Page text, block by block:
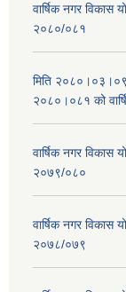
वार्षिक नगर विकास
२०८०/०८१
मिति
२०८०।०८१ को
वार्षिक नगर विकास
२०७९/०८०
वार्षिक नगर विकास
२०७८/०७९